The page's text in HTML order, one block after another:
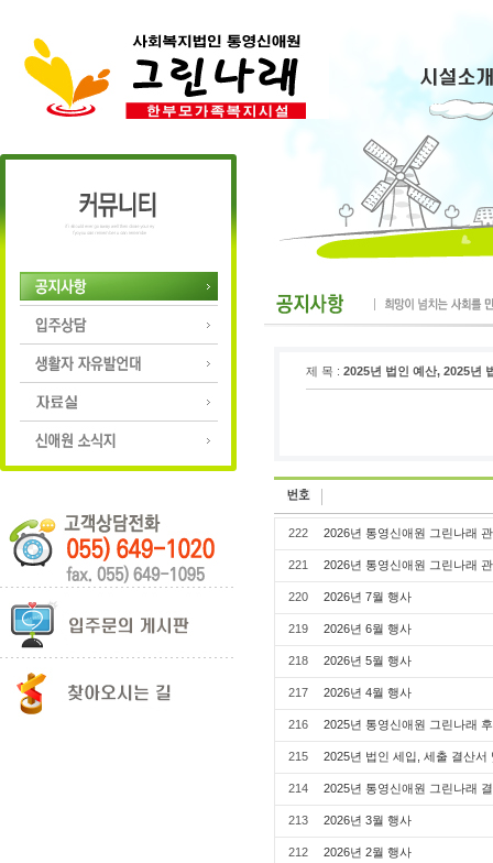
제 목 : 2025년 법인 예산, 2025년
222 2026년 통영신애원 그린나래
221 2026년 통영신애원 그린나래
220 2026년 7월 행사
219 2026년 6월 행사
218 2026년 5월 행사
217 2026년 4월 행사
216 2025년 통영신애원 그린나래
215 2025년 법인 세입, 세출 결산
214 2025년 통영신애원 그린나래
213 2026년 3월 행사
212 2026년 2월 행사